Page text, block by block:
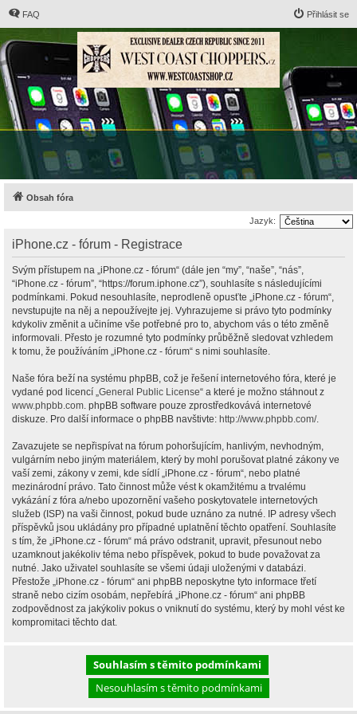
FAQ Přihlásit se
Obsah fóra
Jazyk:
iPhone.cz - fórum - Registrace
Svým přístupem na „iPhone.cz - fórum“ (dále jen “my”, “naše”, “nás”,
“iPhone.cz - fórum”, “https://forum.iphone.cz”), souhlasíte s následujícími
podmínkami. Pokud nesouhlasíte, neprodleně opusťte „iPhone.cz - fórum“,
nevstupujte na něj a nepoužívejte jej. Vyhrazujeme si právo tyto podmínky
kdykoliv změnit a učiníme vše potřebné pro to, abychom vás o této změně
informovali. Přesto je rozumné tyto podmínky průběžně sledovat vzhledem
k tomu, že používáním „iPhone.cz - fórum“ s nimi souhlasíte.
Naše fóra beží na systému phpBB, což je řešení internetového fóra, které je
vydané pod licencí „General Public License“ a které je možno stáhnout z
www.phpbb.com. phpBB software pouze zprostředkovává internetové
diskuze. Pro další informace o phpBB navštivte: http://www.phpbb.com/.
Zavazujete se nepřispívat na fórum pohoršujícím, hanlivým, nevhodným,
vulgárním nebo jiným materiálem, který by mohl porušovat platné zákony ve
vaší zemi, zákony v zemi, kde sídlí „iPhone.cz - fórum“, nebo platné
mezinárodní právo. Tato činnost může vést k okamžitému a trvalému
vykázání z fóra a/nebo upozornění vašeho poskytovatele internetových
služeb (ISP) na vaši činnost, pokud bude uznáno za nutné. IP adresy všech
příspěvků jsou ukládány pro případné uplatnění těchto opatření. Souhlasíte
s tím, že „iPhone.cz - fórum“ má právo odstranit, upravit, přesunout nebo
uzamknout jakékoliv téma nebo příspěvek, pokud to bude považovat za
nutné. Jako uživatel souhlasíte se všemi údaji uloženými v databázi.
Přestože „iPhone.cz - fórum“ ani phpBB neposkytne tyto informace třetí
straně nebo cizím osobám, nepřebírá „iPhone.cz - fórum“ ani phpBB
zodpovědnost za jakýkoliv pokus o vniknutí do systému, který by mohl vést ke
kompromitaci těchto dat.